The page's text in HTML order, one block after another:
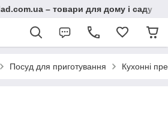
– товари для дому і саду
Посуд для приготування Кухонні